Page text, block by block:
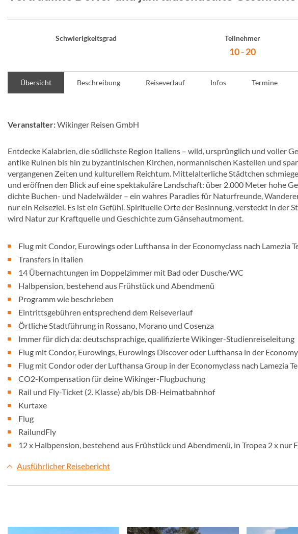
Schwierigkeitsgrad Teilnehmer
10 - 20
Übersicht Beschreibung Reiseverlauf Infos Termine
Veranstalter:Wikinger Reisen GmbH
Entdecke Kalabrien, die südlichste Region Italiens – wild, ursprünglich und voller
antike Ruinen bis hin zu byzantinischen Kirchen, normannischen Kastellen und
vergangenen Zeiten und kulturellem Reichtum. Mittelalterliche Städtchen
und eröffnen den Blick auf eine spektakuläre Landschaft: über 2.000 Meter hohe
dichte Buchen- und Nadelwälder – ein wahres Paradies für Naturfreunde,
nur ein Reiseziel. Es ist ein Gefühl. Spirituelle Orte der Besinnung, versteckt in der
wird Natur zur Kraftquelle und Geschichte zum Gänsehautmoment.
Flug mit Condor, Eurowings oder Lufthansa in der Economyclass nach Lamezia
Transfers in Italien
14 Übernachtungen im Doppelzimmer mit Bad oder Dusche/WC
Halbpension, bestehend aus Frühstück und Abendmenü
Programm wie beschrieben
Eintrittsgebühren entsprechend dem Reiseverlauf
Örtliche Stadtführung in Rossano, Morano und Cosenza
Immer für dich da: deutschsprachige, qualifizierte Wikinger-Studienreiseleitung
Flug mit Condor, Eurowings, Eurowings Discover oder Lufthansa in der
Flug mit Condor oder der Lufthansa Group in der Economyclass nach Lamezia
CO2-Kompensation für deine Wikinger-Flugbuchung
Rail und Fly-Ticket (2. Klasse) ab/bis DB-Heimatbahnhof
Kurtaxe
Flug
RailundFly
12 x Halbpension, bestehend aus Frühstück und Abendmenü, in Tropea 2 x nur
Ausführlicher Reisebericht